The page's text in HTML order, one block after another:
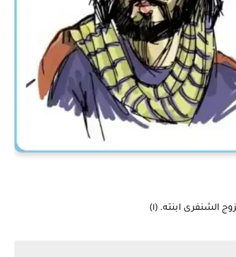
الشنفرى ابنته. (١)